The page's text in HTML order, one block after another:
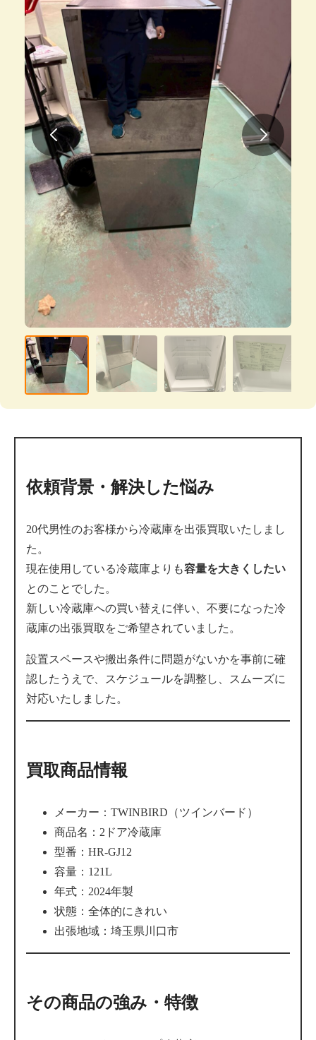
依頼背景・解決した悩み
20代男性のお客様から冷蔵庫を出張買取いたしまし
た。
現在使用している冷蔵庫よりも容量を大きくしたい
とのことでした。
新しい冷蔵庫への買い替えに伴い、不要になった冷
蔵庫の出張買取をご希望されていました。
設置スペースや搬出条件に問題がないかを事前に確
認したうえで、スケジュールを調整し、スムーズに
対応いたしました。
買取商品情報
メーカー：TWINBIRD（ツインバード）
商品名：2ドア冷蔵庫
型番：HR-GJ12
容量：121L
年式：2024年製
状態：全体的にきれい
出張地域：埼玉県川口市
その商品の強み・特徴